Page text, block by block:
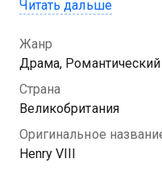
Генриху необходимо
сына. В это же время
прекрасной Анной
обычной фаворитки...
Читать дальше
Жанр
Драма, Романтический
Страна
Великобритания
Оригинальное
Henry VIII